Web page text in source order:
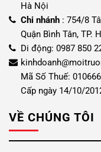
Hà Nội
Chi nhánh : 754/8
Quận Bình Tân, TP.
Di động: 0987 850
Mã Số Thuế:
Cấp ngày 14/10/
VỀ CHÚNG TÔI